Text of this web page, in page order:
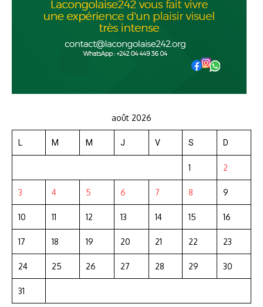
août 2026
L M M J V S D
1 2
3 4 5 6 7 8 9
10 11 12 13 14 15 16
17 18 19 20 21 22 23
24 25 26 27 28 29 30
31